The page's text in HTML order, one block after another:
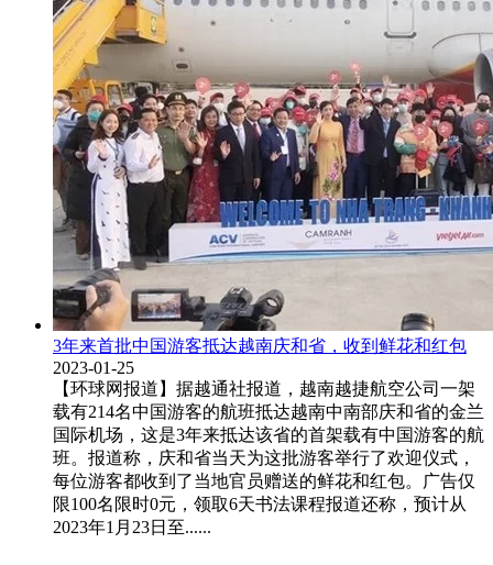
3年来首批中国游客抵达越南庆和省，收到鲜花和红包
2023-01-25
【环球网报道】据越通社报道，越南越捷航空公司一架
载有214名中国游客的航班抵达越南中南部庆和省的金兰
国际机场，这是3年来抵达该省的首架载有中国游客的航
班。报道称，庆和省当天为这批游客举行了欢迎仪式，
每位游客都收到了当地官员赠送的鲜花和红包。广告仅
限100名限时0元，领取6天书法课程报道还称，预计从
2023年1月23日至......